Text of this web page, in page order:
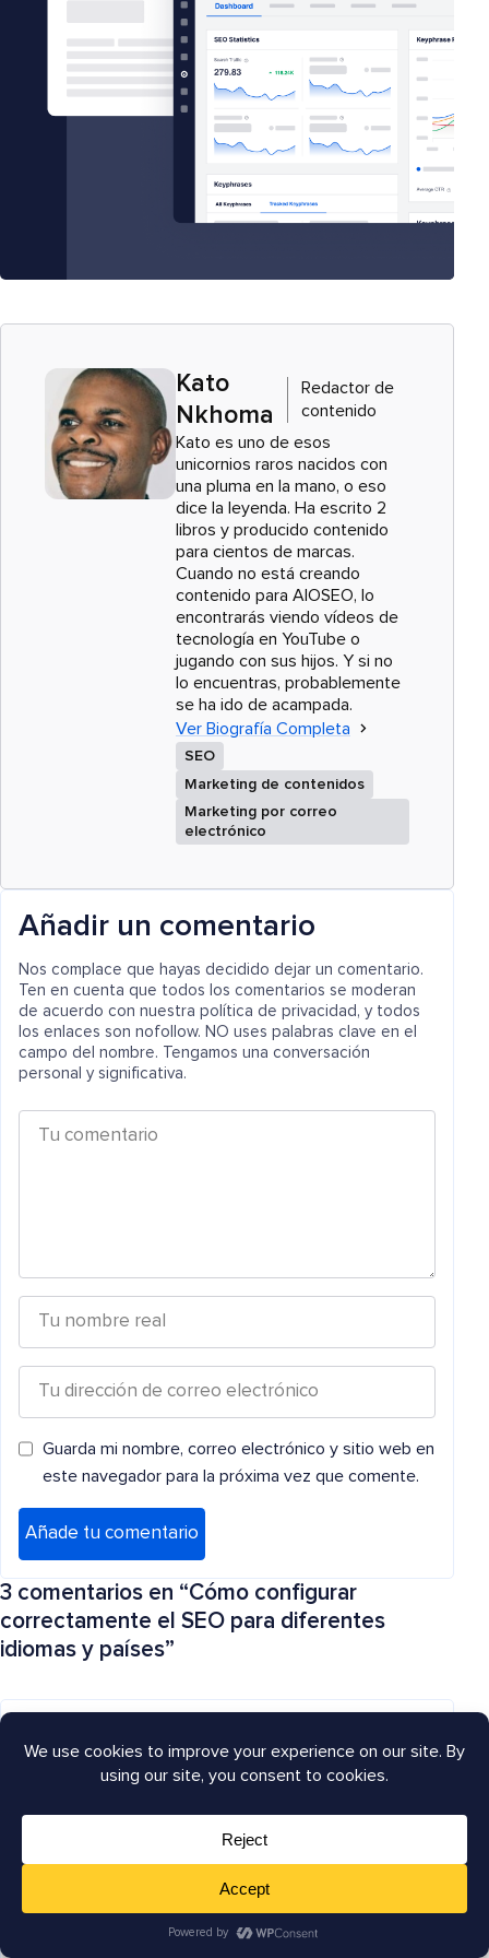
Kato
Nkhoma
Redactor de
contenido
Kato es uno de esos
unicornios raros nacidos con
una pluma en la mano, o eso
dice la leyenda. Ha escrito 2
libros y producido contenido
para cientos de marcas.
Cuando no está creando
contenido para AIOSEO, lo
encontrarás viendo vídeos de
tecnología en YouTube o
jugando con sus hijos. Y si no
lo encuentras, probablemente
se ha ido de acampada.
Ver Biografía Completa
SEO
Marketing de contenidos
Marketing por correo
electrónico
Añadir un comentario
Nos complace que hayas decidido dejar un comentario.
Ten en cuenta que todos los comentarios se moderan
de acuerdo con nuestra política de privacidad, y todos
los enlaces son nofollow. NO uses palabras clave en el
campo del nombre. Tengamos una conversación
personal y significativa.
Guarda mi nombre, correo electrónico y sitio web en
este navegador para la próxima vez que comente.
3 comentarios en “Cómo configurar
correctamente el SEO para diferentes
idiomas y países”
marca
10 DE AGOSTO DE 2022 A LAS 5:35
pero ¿cómo se traduce el título y la meta
descripción del sitio global? no es traducible,
porque no es una página. al usar las últimas
publicaciones como primera página, parece que